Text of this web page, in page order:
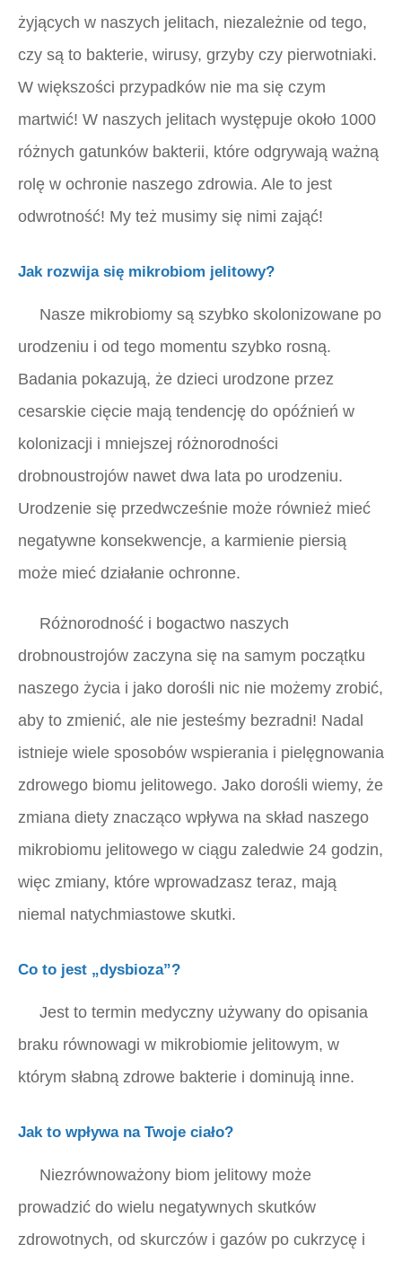
żyjących w naszych jelitach, niezależnie od tego,
czy są to bakterie, wirusy, grzyby czy pierwotniaki.
W większości przypadków nie ma się czym
martwić! W naszych jelitach występuje około 1000
różnych gatunków bakterii, które odgrywają ważną
rolę w ochronie naszego zdrowia. Ale to jest
odwrotność! My też musimy się nimi zająć!
Jak rozwija się mikrobiom jelitowy?
Nasze mikrobiomy są szybko skolonizowane po
urodzeniu i od tego momentu szybko rosną.
Badania pokazują, że dzieci urodzone przez
cesarskie cięcie mają tendencję do opóźnień w
kolonizacji i mniejszej różnorodności
drobnoustrojów nawet dwa lata po urodzeniu.
Urodzenie się przedwcześnie może również mieć
negatywne konsekwencje, a karmienie piersią
może mieć działanie ochronne.
Różnorodność i bogactwo naszych
drobnoustrojów zaczyna się na samym początku
naszego życia i jako dorośli nic nie możemy zrobić,
aby to zmienić, ale nie jesteśmy bezradni! Nadal
istnieje wiele sposobów wspierania i pielęgnowania
zdrowego biomu jelitowego. Jako dorośli wiemy, że
zmiana diety znacząco wpływa na skład naszego
mikrobiomu jelitowego w ciągu zaledwie 24 godzin,
więc zmiany, które wprowadzasz teraz, mają
niemal natychmiastowe skutki.
Co to jest „dysbioza”?
Jest to termin medyczny używany do opisania
braku równowagi w mikrobiomie jelitowym, w
którym słabną zdrowe bakterie i dominują inne.
Jak to wpływa na Twoje ciało?
Niezrównoważony biom jelitowy może
prowadzić do wielu negatywnych skutków
zdrowotnych, od skurczów i gazów po cukrzycę i